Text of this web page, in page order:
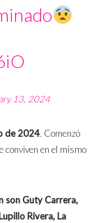
13, 2024
de 2024. Comenzó
conviven en el mismo
son Guty Carrera,
Rivera, La